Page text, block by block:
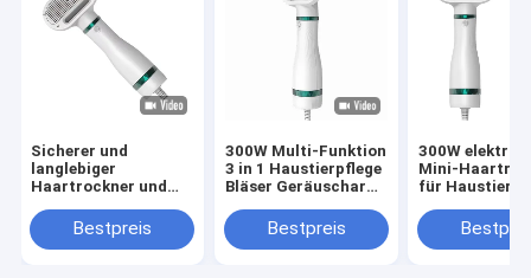
Sicherer und
langlebiger
Haartrockner und
abnehmbarem Kopf
Bestpreis
300W Multi-Funktion
3 in 1 Haustierpflege
Bläser Geräuscharm
Katze Hund Haustier
Haartrockner
Bestpreis
300W
Mini-
für Haustiere
Katzen Hunde
Blaser